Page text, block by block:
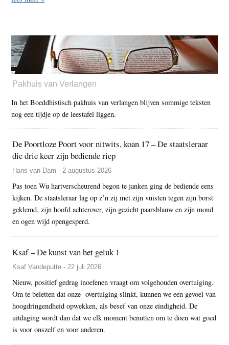
Pakhuis van Verlangen
In het Boeddhistisch pakhuis van verlangen blijven sommige teksten
nog een tijdje op de leestafel liggen.
De Poortloze Poort voor nitwits, koan 17 – De staatsleraar
die drie keer zijn bediende riep
Hans van Dam - 2 augustus 2026
Pas toen Wu hartverscheurend begon te janken ging de bediende eens
kijken. De staatsleraar lag op z’n zij met zijn vuisten tegen zijn borst
geklemd, zijn hoofd achterover, zijn gezicht paarsblauw en zijn mond
en ogen wijd opengesperd.
Ksaf – De kunst van het geluk 1
Ksaf Vandeputte - 22 juli 2026
Nieuw, positief gedrag inoefenen vraagt om volgehouden overtuiging.
Om te beletten dat onze overtuiging slinkt, kunnen we een gevoel van
hoogdringendheid opwekken, als besef van onze eindigheid. De
uitdaging wordt dan dat we elk moment benutten om te doen wat goed
is voor onszelf en voor anderen.